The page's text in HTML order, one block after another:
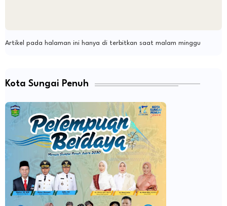
Artikel pada halaman ini hanya di terbitkan saat malam minggu
Kota Sungai Penuh